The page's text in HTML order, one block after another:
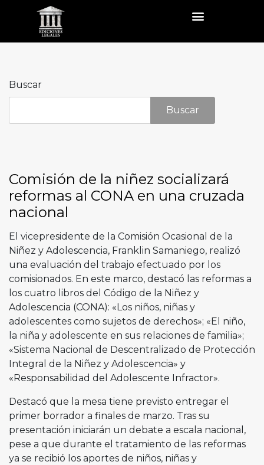
Buscar
Buscar
Comisión de la niñez socializará
reformas al CONA en una cruzada
nacional
El vicepresidente de la Comisión Ocasional de la
Niñez y Adolescencia, Franklin Samaniego, realizó
una evaluación del trabajo efectuado por los
comisionados. En este marco, destacó las reformas a
los cuatro libros del Código de la Niñez y
Adolescencia (CONA): «Los niños, niñas y
adolescentes como sujetos de derechos»; «El niño,
la niña y adolescente en sus relaciones de familia»;
«Sistema Nacional de Descentralizado de Protección
Integral de la Niñez y Adolescencia» y
«Responsabilidad del Adolescente Infractor».
Destacó que la mesa tiene previsto entregar el
primer borrador a finales de marzo. Tras su
presentación iniciarán un debate a escala nacional,
pese a que durante el tratamiento de las reformas
ya se recibió los aportes de niños, niñas y